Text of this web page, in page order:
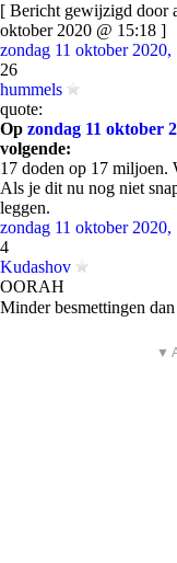
[ Bericht gewijzigd door
oktober 2020 @ 15:18 ]
zondag 11 oktober 2020,
26
hummels
quote:
Op zondag 11 oktober
volgende:
17 doden op 17 miljoen.
Als je dit nu nog niet
leggen.
zondag 11 oktober 2020,
4
Kudashov
OORAH
Minder besmettingen
▼